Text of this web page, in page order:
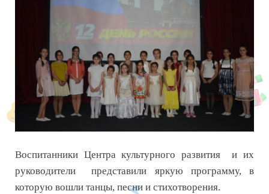
Воспитанники Центра культурного развития и их
руководители представили яркую программу, в
которую вошли танцы, песни и стихотворения.